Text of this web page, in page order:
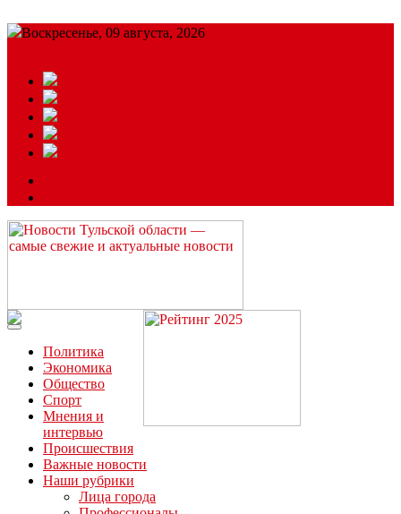
Воскресенье, 09 августа, 2026
Читайте последние новости дня в Тульской области на сайте
“ЗаНовомосковск”
Политика
Экономика
Общество
Спорт
Мнения и
интервью
Происшествия
Важные новости
Наши рубрики
Лица города